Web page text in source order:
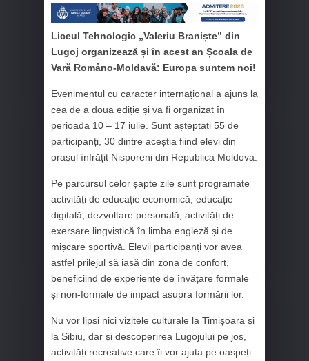
Liceul Tehnologic „Valeriu Braniște” din
Lugoj organizează și în acest an Școala de
Vară Româno-Moldavă: Europa suntem noi!
Evenimentul cu caracter internațional a ajuns la
cea de a doua ediție și va fi organizat în
perioada 10 – 17 iulie. Sunt așteptați 55 de
participanți, 30 dintre aceștia fiind elevi din
orașul înfrățit Nisporeni din Republica Moldova.
Pe parcursul celor șapte zile sunt programate
activități de educație economică, educație
digitală, dezvoltare personală, activități de
exersare lingvistică în limba engleză și de
mișcare sportivă. Elevii participanți vor avea
astfel prilejul să iasă din zona de confort,
beneficiind de experiențe de învățare formale
și non-formale de impact asupra formării lor.
Nu vor lipsi nici vizitele culturale la Timișoara și
la Sibiu, dar și descoperirea Lugojului pe jos,
activități recreative care îi vor ajuta pe oaspeți